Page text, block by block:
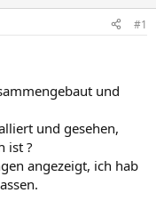
#1
und
und gesehen,
ist ?
angezeigt, ich hab